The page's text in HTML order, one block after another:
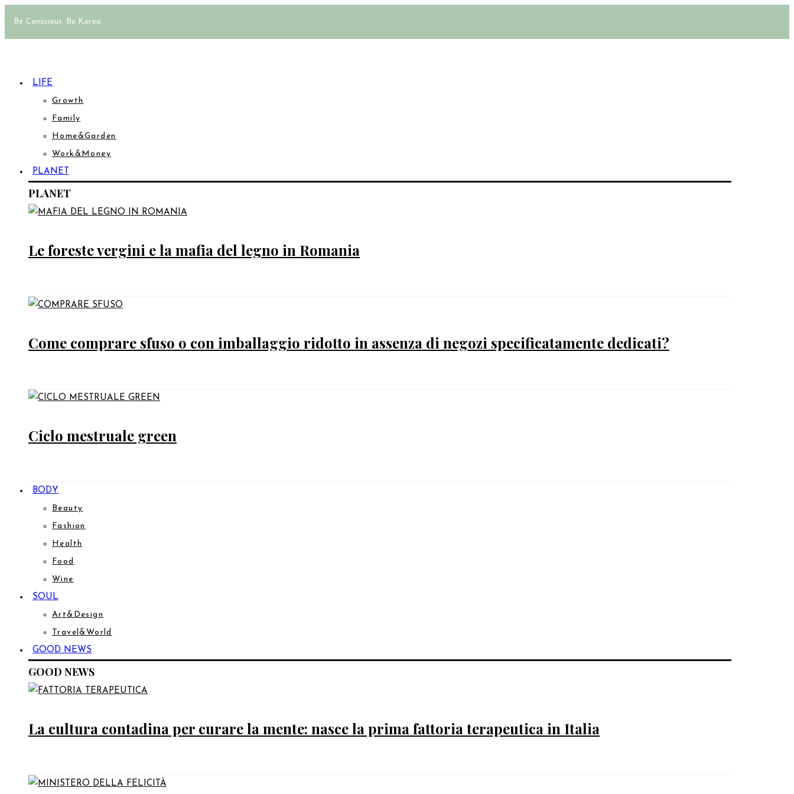
Be Conscious. Be Koroo.
LIFE
Growth
Family
Home&Garden
Work&Money
PLANET
PLANET
Le foreste vergini e la mafia del legno in Romania
Come comprare sfuso o con imballaggio ridotto in assenza di negozi specificatamente dedicati?
Ciclo mestruale green
BODY
Beauty
Fashion
Health
Food
Wine
SOUL
Art&Design
Travel&World
GOOD NEWS
GOOD NEWS
La cultura contadina per curare la mente: nasce la prima fattoria terapeutica in Italia